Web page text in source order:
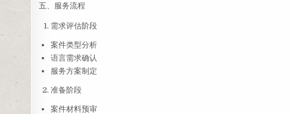
五、服务流程
需求评估阶段
案件类型分析
语言需求确认
服务方案制定
准备阶段
案件材料预审